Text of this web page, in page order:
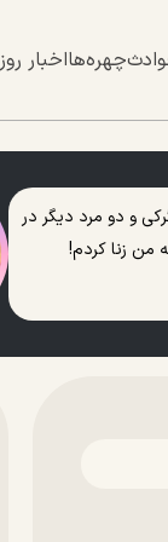
چهره‌هااخبار روز
و دو مرد دیگر در
من زنا کردم!